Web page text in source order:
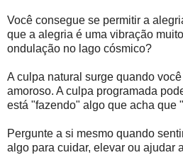
Você consegue se permitir a
que a alegria é uma vibração
ondulação no lago cósmico?
A culpa natural surge quando
amoroso. A culpa programada
está "fazendo" algo que acha que
Pergunte a si mesmo quando
algo para cuidar, elevar ou ajudar